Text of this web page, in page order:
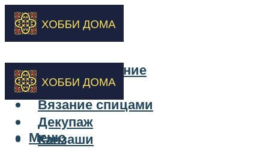
Бисероплетение
Вышивка
Вязание спицами
Декупаж
Канзаши
Меню